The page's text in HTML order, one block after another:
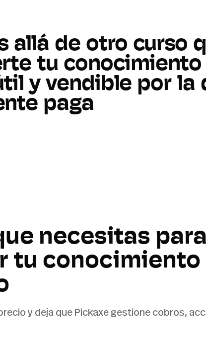
allá de otro curso
tu conocimiento
y vendible por la
paga
necesitas para
tu conocimiento
y deja que Pickaxe gestione cobros,